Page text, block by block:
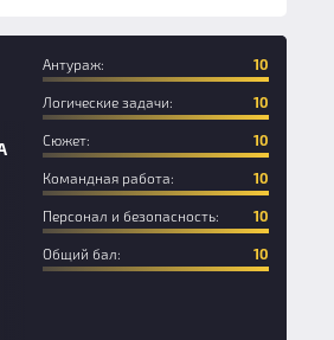
Антураж: 10
Логические задачи: 10
Сюжет: 10
Командная работа: 10
Персонал и безопасность: 10
Общий бал: 10